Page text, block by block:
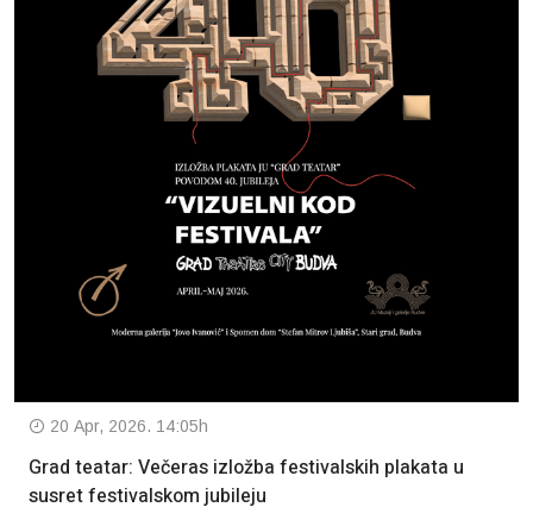
20 Apr, 2026. 14:05h
Grad teatar: Večeras izložba festivalskih plakata u
susret festivalskom jubileju